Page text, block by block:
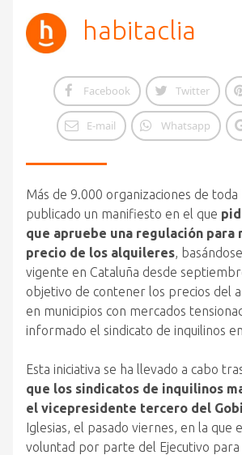
habitaclia
Facebook Twitter
E-mail Whatsapp
Más de 9.000 organizaciones de toda
publicado un manifiesto en el que
que apruebe una regulación para
precio de los alquileres,
vigente en Cataluña desde
objetivo de contener los precios del
en municipios con mercados
informado el sindicato de inquilinos
Esta iniciativa se ha llevado a cabo
que los sindicatos de inquilinos
el vicepresidente tercero del
Iglesias, el pasado viernes, en la que
voluntad por parte del Ejecutivo